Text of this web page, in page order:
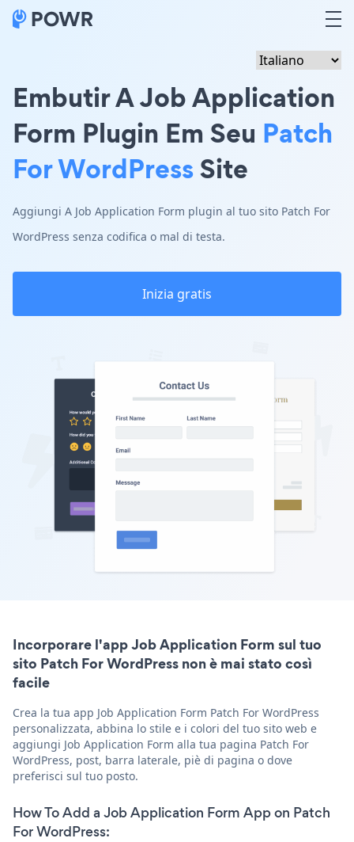
Embutir A Job Application
Form Plugin Em Seu Patch
For WordPressSite
Aggiungi A Job Application Form plugin al tuo sito Patch For
WordPress senza codifica o mal di testa.
Inizia gratis
Incorporare l'app Job Application Form sul tuo
sito Patch For WordPress non è mai stato così
facile
Crea la tua app Job Application Form Patch For WordPress
personalizzata, abbina lo stile e i colori del tuo sito web e
aggiungi Job Application Form alla tua pagina Patch For
WordPress, post, barra laterale, piè di pagina o dove
preferisci sul tuo posto.
How To Add a Job Application Form App on Patch
For WordPress: